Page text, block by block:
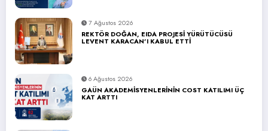
7 Ağustos 2026
REKTÖR DOĞAN, EIDA PROJESİ YÜRÜTÜCÜSÜ
LEVENT KARACAN’I KABUL ETTİ
6 Ağustos 2026
GAÜN AKADEMİSYENLERİNİN COST KATILIMI ÜÇ
KAT ARTTI